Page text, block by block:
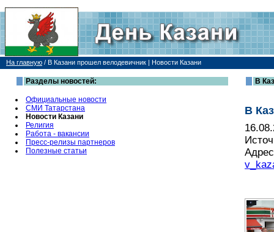
На главную / В Казани прошел велодевичник | Новости Казани
Разделы новостей:
Официальные новости
СМИ Татарстана
Новости Казани
Религия
Работа - вакансии
Пресс-релизы партнеров
Полезные статьи
В
В